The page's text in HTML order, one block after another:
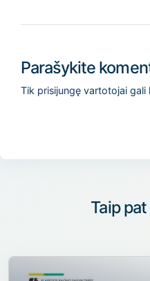
Parašykite
Tik prisijungęvartotojai gali
Taip